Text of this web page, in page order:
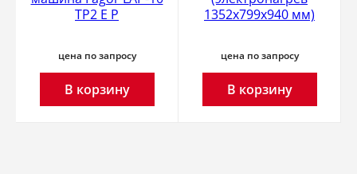
TP2 E P
цена по запросу
В корзину
1352х799х940 мм)
цена по запросу
В корзину